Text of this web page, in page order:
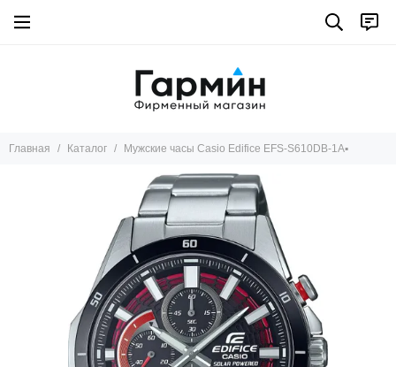
Главная Каталог Мужские часы Casio Edifice EFS-S610DB-1A▪